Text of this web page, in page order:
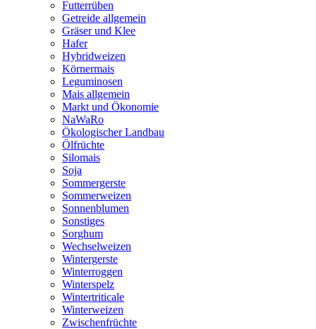
Futterrüben
Getreide allgemein
Gräser und Klee
Hafer
Hybridweizen
Körnermais
Leguminosen
Mais allgemein
Markt und Ökonomie
NaWaRo
Ökologischer Landbau
Ölfrüchte
Silomais
Soja
Sommergerste
Sommerweizen
Sonnenblumen
Sonstiges
Sorghum
Wechselweizen
Wintergerste
Winterroggen
Winterspelz
Wintertriticale
Winterweizen
Zwischenfrüchte